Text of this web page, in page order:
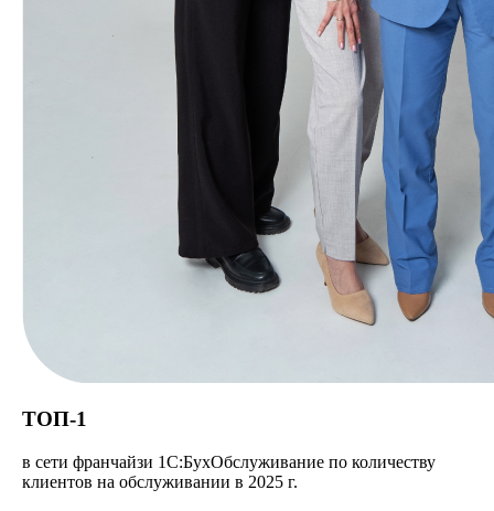
ТОП-1
в сети франчайзи 1С:БухОбслуживание по количеству
клиентов на обслуживании в 2025 г.